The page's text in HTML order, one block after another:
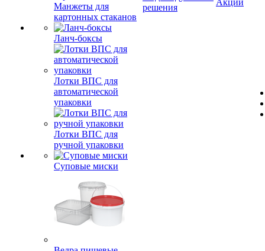
Манжеты для
картонных стаканов
Ланч-боксы
Лотки ВПС для
автоматической
упаковки
Лотки ВПС для
ручной упаковки
Суповые миски
решения
Акции